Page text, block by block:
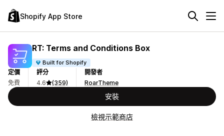
Shopify App Store
RT: Terms and Conditions Box
Built for Shopify
定價
免費
評分
4.6
(359)
開發者
RoarTheme
安裝
檢視示範商店